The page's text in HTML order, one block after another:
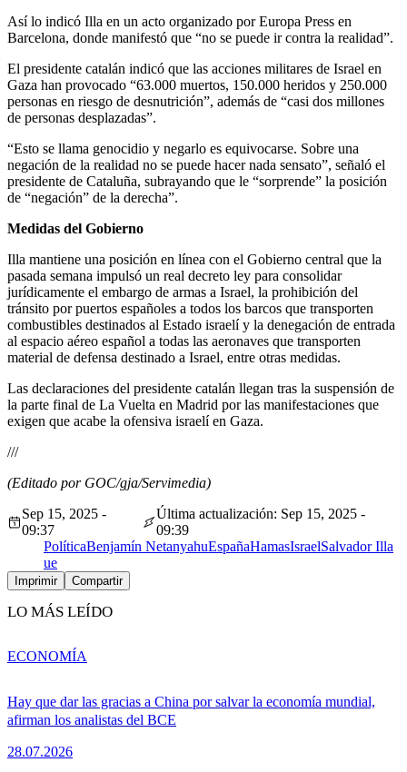
Así lo indicó Illa en un acto organizado por Europa Press en
Barcelona, donde manifestó que “no se puede ir contra la realidad”.
El presidente catalán indicó que las acciones militares de Israel en
Gaza han provocado “63.000 muertos, 150.000 heridos y 250.000
personas en riesgo de desnutrición”, además de “casi dos millones
de personas desplazadas”.
“Esto se llama genocidio y negarlo es equivocarse. Sobre una
negación de la realidad no se puede hacer nada sensato”, señaló el
presidente de Cataluña, subrayando que le “sorprende” la posición
de “negación” de la derecha”.
Medidas del Gobierno
Illa mantiene una posición en línea con el Gobierno central que la
pasada semana impulsó un real decreto ley para consolidar
jurídicamente el embargo de armas a Israel, la prohibición del
tránsito por puertos españoles a todos los barcos que transporten
combustibles destinados al Estado israelí y la denegación de entrada
al espacio aéreo español a todas las aeronaves que transporten
material de defensa destinado a Israel, entre otras medidas.
Las declaraciones del presidente catalán llegan tras la suspensión de
la parte final de La Vuelta en Madrid por las manifestaciones que
exigen que acabe la ofensiva israelí en Gaza.
///
(Editado por GOC/gja/Servimedia)
Sep 15, 2025 -
09:37
Última actualización: Sep 15, 2025 -
09:39
PolíticaBenjamín NetanyahuEspañaHamasIsraelSalvador Illa
ue
Imprimir Compartir
LO MÁS LEÍDO
Hay que dar las gracias a China por salvar la economía mundial,
afirman los analistas del BCE
28.07.2026
ECONOMÍA